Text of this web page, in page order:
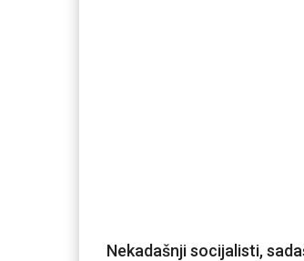
Nekadašnji socijalisti,